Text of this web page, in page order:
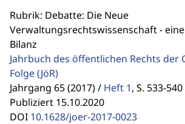
Rubrik: Debatte: Die Neue
Verwaltungsrechtswissenschaft -
Bilanz
Jahrbuch des öffentlichen Rechts der
Folge(JöR)
Jahrgang 65 (2017) / Heft 1, S. 533-540
Publiziert 15.10.2020
DOI 10.1628/joer-2017-0023